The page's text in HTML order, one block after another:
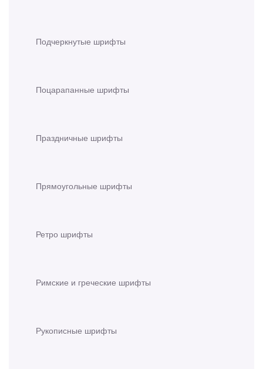
Подчеркнутые шрифты
Поцарапанные шрифты
Праздничные шрифты
Прямоугольные шрифты
Ретро шрифты
Римские и греческие шрифты
Рукописные шрифты